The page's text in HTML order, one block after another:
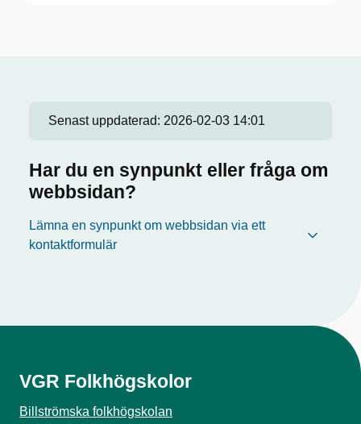
Senast uppdaterad: 2026-02-03 14:01
Har du en synpunkt eller fråga om
webbsidan?
Lämna en synpunkt om webbsidan via ett
kontaktformulär
VGR Folkhögskolor
Billströmska folkhögskolan